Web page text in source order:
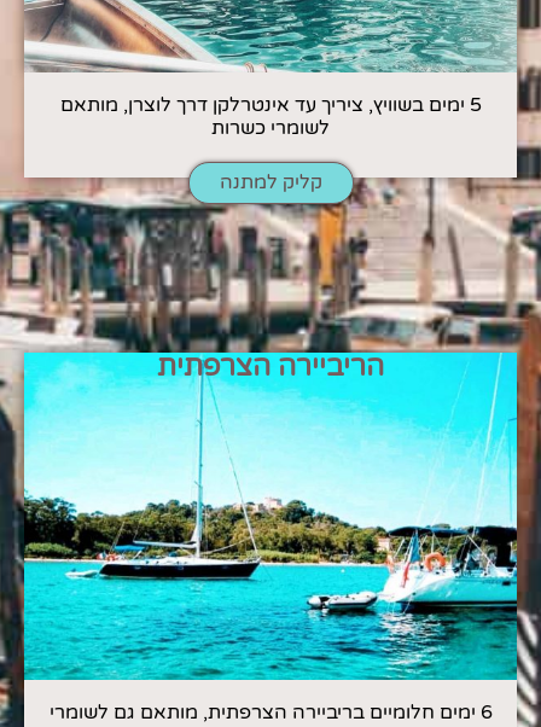
5 ימים בשוויץ, ציריך עד אינטרלקן דרך לוצרן, מותאם
לשומרי כשרות
קליק למתנה
הריביירה הצרפתית
6 ימים חלומיים בריביירה הצרפתית, מותאם גם לשומרי